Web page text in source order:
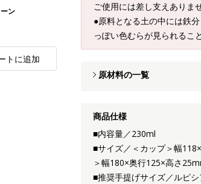
ご使用には差し支えありませ
●原料となる土の中には鉄
っぽい色むらが見られるこ
原材料の一覧
商品仕様
■内容量／230ml
■サイズ／＜カップ＞幅
＞幅180×奥行125×高さ
■推奨手提げサイズ／ルピ
ン
トに追加